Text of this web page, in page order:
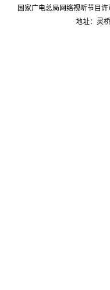
国家广电总局网络视听节目
地址：灵